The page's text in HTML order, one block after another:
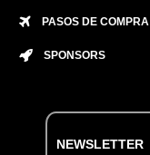
PASOS DE COMPRA
SPONSORS
NEWSLETTER